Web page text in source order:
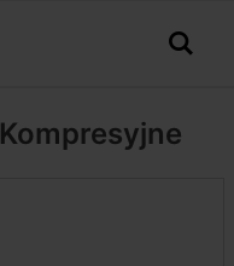
Kompresyjne